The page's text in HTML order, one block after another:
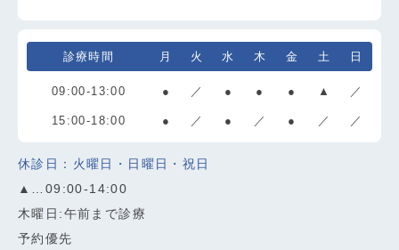
診療時間 月 火 水 木 金 土 日
09:00-13:00 ● ／ ● ● ● ▲ ／
15:00-18:00 ● ／ ● ／ ● ／ ／
休診日：火曜日・日曜日・祝日
▲…09:00-14:00
木曜日:午前まで診療
予約優先